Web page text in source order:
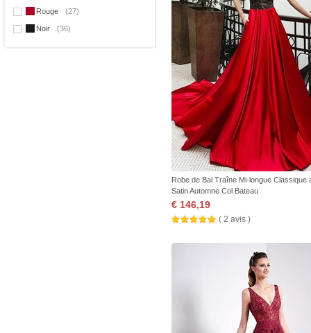
Rouge (27)
Noir (36)
Robe de Bal Traîne Mi-longue Classique
Satin Automne Col Bateau
€ 146,19
( 2 avis )